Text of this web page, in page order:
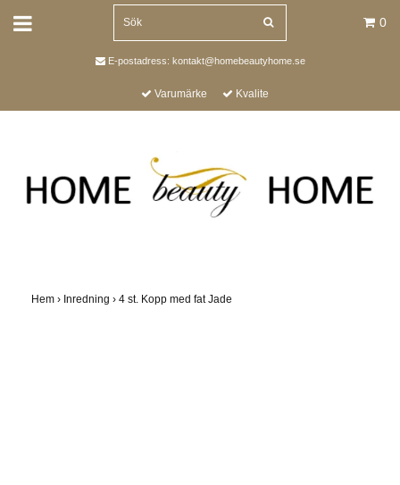
0
E-postadress: kontakt@homebeautyhome.se
Varumärke Kvalite
Hem › Inredning › 4 st. Kopp med fat Jade